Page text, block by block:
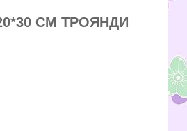
СМ ТРОЯНДИ